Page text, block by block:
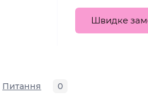
Швидке
Питання 0